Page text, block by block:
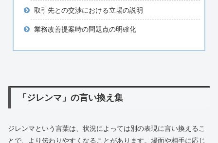
取引先との交渉における立場の説明
業務改善提案時の問題点の明確化
「ジレンマ」の言い換え集
ジレンマという言葉は、状況によっては別の表現に言い換えるこ
とで、より伝わりやすくなることがあります。場面や相手に応じ